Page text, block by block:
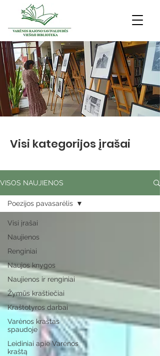
Visi kategorijos įrašai
VISOS NAUJIENOS
Visi įrašai
Naujienos
Renginiai
Naujos knygos
Naujienos ir renginiai
Žymūs kraštiečiai
Kraštotyros darbai
Varėnos kraštas
spaudoje
Leidiniai apie Varėnos
kraštą
Poezijos pavasarėlis